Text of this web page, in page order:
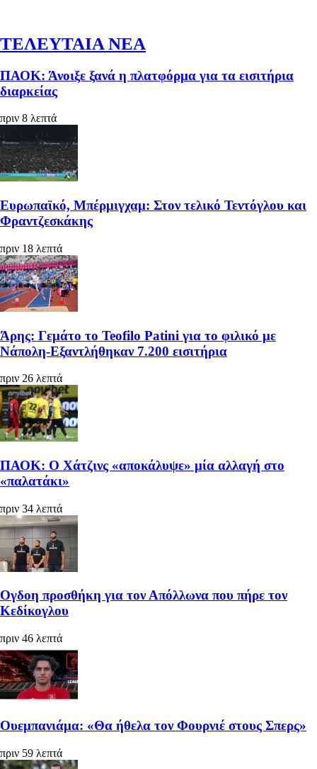
ΤΕΛΕΥΤΑΙΑ ΝΕΑ
ΠΑΟΚ: Άνοιξε ξανά η πλατφόρμα για τα εισιτήρια
διαρκείας
πριν 8 λεπτά
Ευρωπαϊκό, Μπέρμιγχαμ: Στον τελικό Τεντόγλου και
Φραντζεσκάκης
πριν 18 λεπτά
Άρης: Γεμάτο το Teofilo Patini για το φιλικό με
Νάπολη-Εξαντλήθηκαν 7.200 εισιτήρια
πριν 26 λεπτά
ΠΑΟΚ: Ο Χάτζινς «αποκάλυψε» μία αλλαγή στο
«παλατάκι»
πριν 34 λεπτά
Ογδοη προσθήκη για τον Απόλλωνα που πήρε τον
Κεδίκογλου
πριν 46 λεπτά
Ουεμπανιάμα: «Θα ήθελα τον Φουρνιέ στους Σπερς»
πριν 59 λεπτά